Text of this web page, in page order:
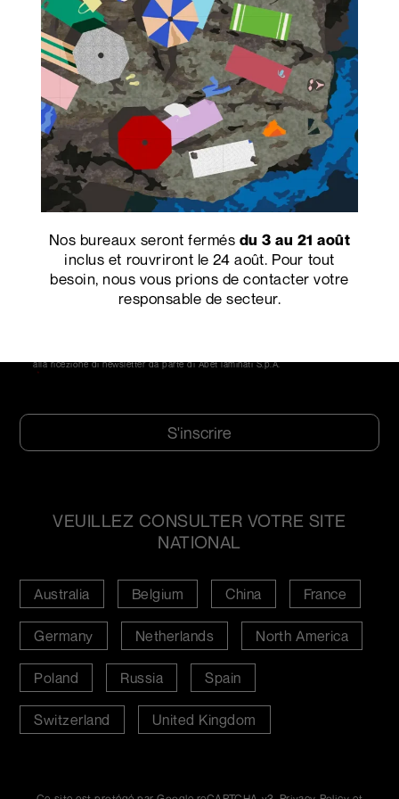
Prénom *
Nom *
Email
Azienda *
Villes *
CODE
Adresse *
Nazione*
Occupation *
alla ricezione di newsletter da parte di Abet laminati S.p.A.
*
VEUILLEZ CONSULTER VOTRE SITE
NATIONAL
Australia Belgium China France
Germany Netherlands North America
Poland Russia Spain
Switzerland United Kingdom
Nos bureaux seront fermés du 3 au 21 août
inclus et rouvriront le 24 août. Pour tout
besoin, nous vous prions de contacter votre
responsable de secteur.